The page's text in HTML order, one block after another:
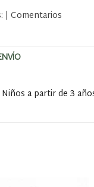
| Comentarios
a partir de 3